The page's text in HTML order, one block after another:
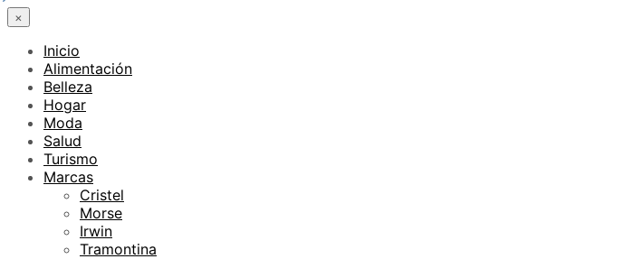
×
Inicio
Alimentación
Belleza
Hogar
Moda
Salud
Turismo
Marcas
Cristel
Morse
Irwin
Tramontina